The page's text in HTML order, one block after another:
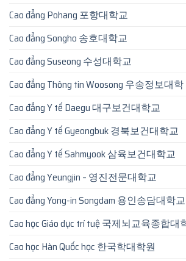
Cao đẳng Pohang 포항대학교
Cao đẳng Songho 송호대학교
Cao đẳng Suseong 수성대학교
Cao đẳng Thông tin Woosong 우송정보대학
Cao đẳng Y tế Daegu 대구보건대학교
Cao đẳng Y tế Gyeongbuk 경북보건대학교
Cao đẳng Y tế Sahmyook 삼육보건대학교
Cao đẳng Yeungjin – 영진전문대학교
Cao đẳng Yong-in Songdam 용인송담대학교
Cao học Giáo dục trí tuệ 국제뇌교육종합
Cao học Hàn Quốc học 한국학대학원